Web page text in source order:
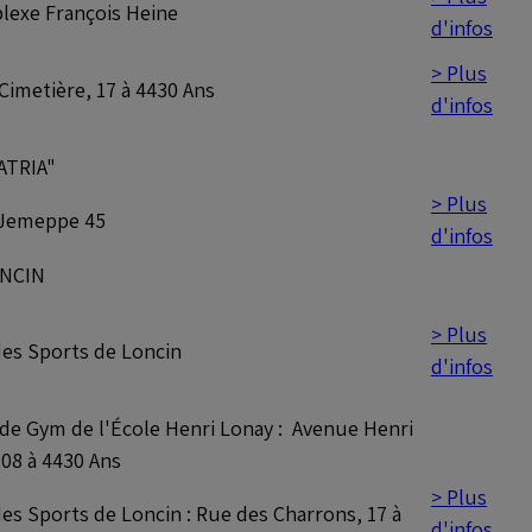
François Heine
d'infos
17 à 4430 Ans
> Plus
d'infos
45
> Plus
d'infos
Sports de Loncin
> Plus
d'infos
Gym de l'École Henri Lonay : Avenue Henri
à 4430 Ans
Sports de Loncin : Rue des Charrons, 17 à
> Plus